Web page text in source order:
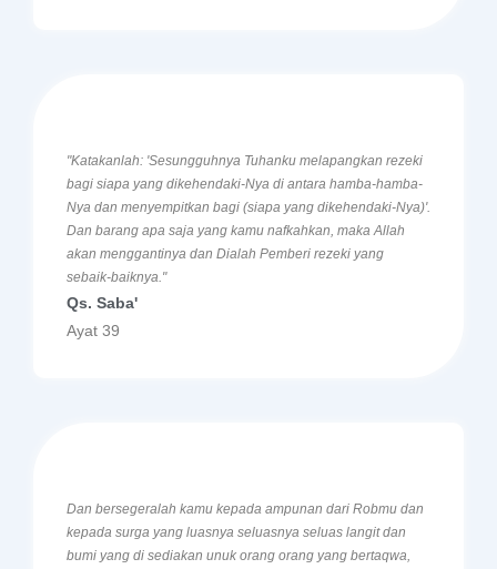
"Katakanlah: 'Sesungguhnya Tuhanku melapangkan rezeki
bagi siapa yang dikehendaki-Nya di antara hamba-hamba-
Nya dan menyempitkan bagi (siapa yang dikehendaki-Nya)'.
Dan barang apa saja yang kamu nafkahkan, maka Allah
akan menggantinya dan Dialah Pemberi rezeki yang
sebaik-baiknya."
Qs. Saba'
Ayat 39
Dan bersegeralah kamu kepada ampunan dari Robmu dan
kepada surga yang luasnya seluasnya seluas langit dan
bumi yang di sediakan unuk orang orang yang bertaqwa,